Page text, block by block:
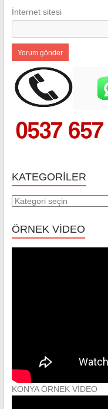
İnternet sitesi
KATEGORILER
Kategoriler
ÖRNEK VİDEO
KONYA ÖRNEK VİDEO